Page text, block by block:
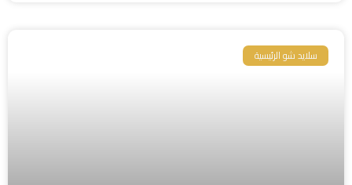
سلايد شو الرئيسية